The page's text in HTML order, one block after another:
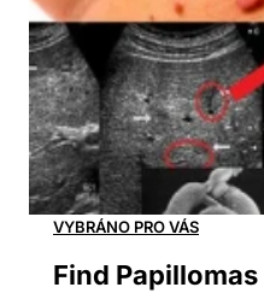
Find